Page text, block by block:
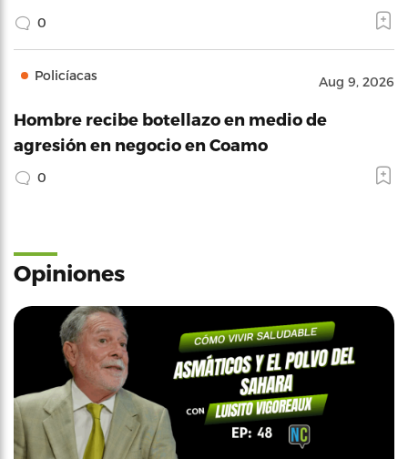
0
Policíacas Aug 9, 2026
Hombre recibe botellazo en medio de
agresión en negocio en Coamo
0
Opiniones